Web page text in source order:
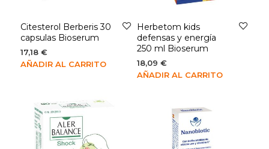
Citesterol Berberis 30
capsulas Bioserum
17,18 €
AÑADIR AL CARRITO
Herbetom kids
defensas y energía
250 ml Bioserum
18,09 €
AÑADIR AL CARRITO